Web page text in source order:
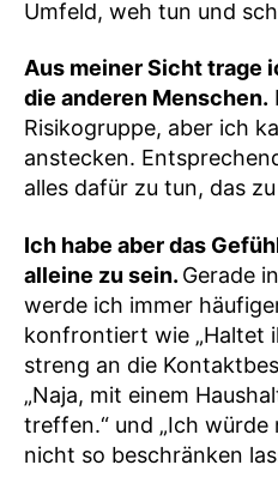
Umfeld, weh tun und
Aus meiner Sicht trage
die anderen Menschen.
Risikogruppe, aber ich
anstecken.
alles dafür zu tun, das
Ich habe aber das
alleine zu sein. Gerade
werde ich immer
konfrontiert wie „Haltet
streng an die
„Naja, mit einem
treffen.“ und „Ich
nicht so beschränken